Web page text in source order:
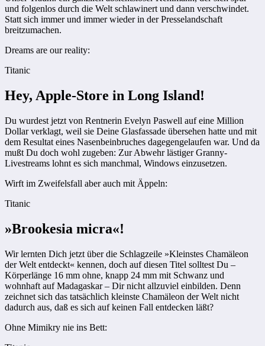
und folgenlos durch die Welt schlawinert und dann verschwindet.
Statt sich immer und immer wieder in der Presselandschaft
breitzumachen.
Dreams are our reality:
Titanic
Hey, Apple-Store in Long Island!
Du wurdest jetzt von Rentnerin Evelyn Paswell auf eine Million
Dollar verklagt, weil sie Deine Glasfassade übersehen hatte und mit
dem Resultat eines Nasenbeinbruches dagegengelaufen war. Und da
mußt Du doch wohl zugeben: Zur Abwehr lästiger Granny-
Livestreams lohnt es sich manchmal, Windows einzusetzen.
Wirft im Zweifelsfall aber auch mit Äppeln:
Titanic
»Brookesia micra«!
Wir lernten Dich jetzt über die Schlagzeile »Kleinstes Chamäleon
der Welt entdeckt« kennen, doch auf diesen Titel solltest Du –
Körperlänge 16 mm ohne, knapp 24 mm mit Schwanz und
wohnhaft auf Madagaskar – Dir nicht allzuviel einbilden. Denn
zeichnet sich das tatsächlich kleinste Chamäleon der Welt nicht
dadurch aus, daß es sich auf keinen Fall entdecken läßt?
Ohne Mimikry nie ins Bett: